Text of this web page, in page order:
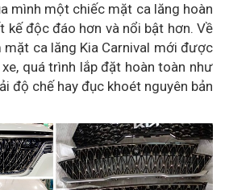
mình một chiếc mặt ca lăng hoàn
độc đáo hơn và nổi bật hơn. Về
ca lăng Kia Carnival mới được
quá trình lắp đặt hoàn toàn như
độ chế hay đục khoét nguyên bản